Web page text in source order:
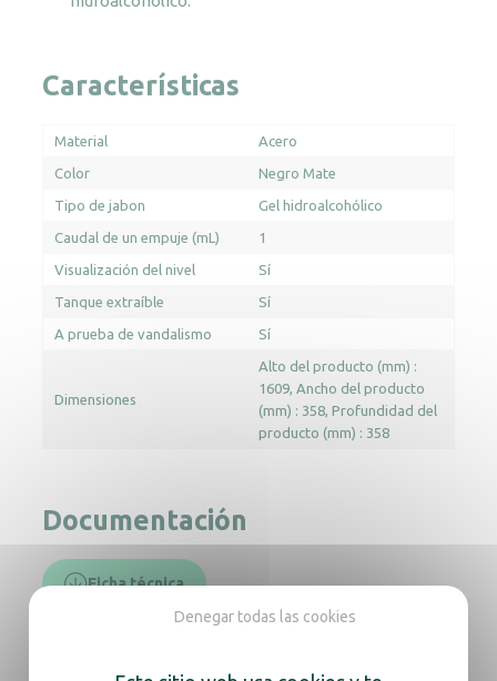
Características
Material Acero
Color Negro Mate
Tipo de jabon Gel hidroalcohólico
Caudal de un empuje (mL) 1
Visualización del nivel Sí
Tanque extraíble Sí
A prueba de vandalismo Sí
Dimensiones
Alto del producto (mm) :
1609 Ancho del producto
(mm) : 358 Profundidad del
producto (mm) : 358
Documentación
Ficha técnica
Denegar todas las cookies